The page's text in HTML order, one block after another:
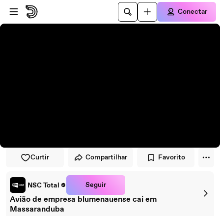
Pular para o player
Ir para o conteúdo principal
Conectar
Curtir Compartilhar Favorito
NSC Total Seguir
Avião de empresa blumenauense cai em
Massaranduba